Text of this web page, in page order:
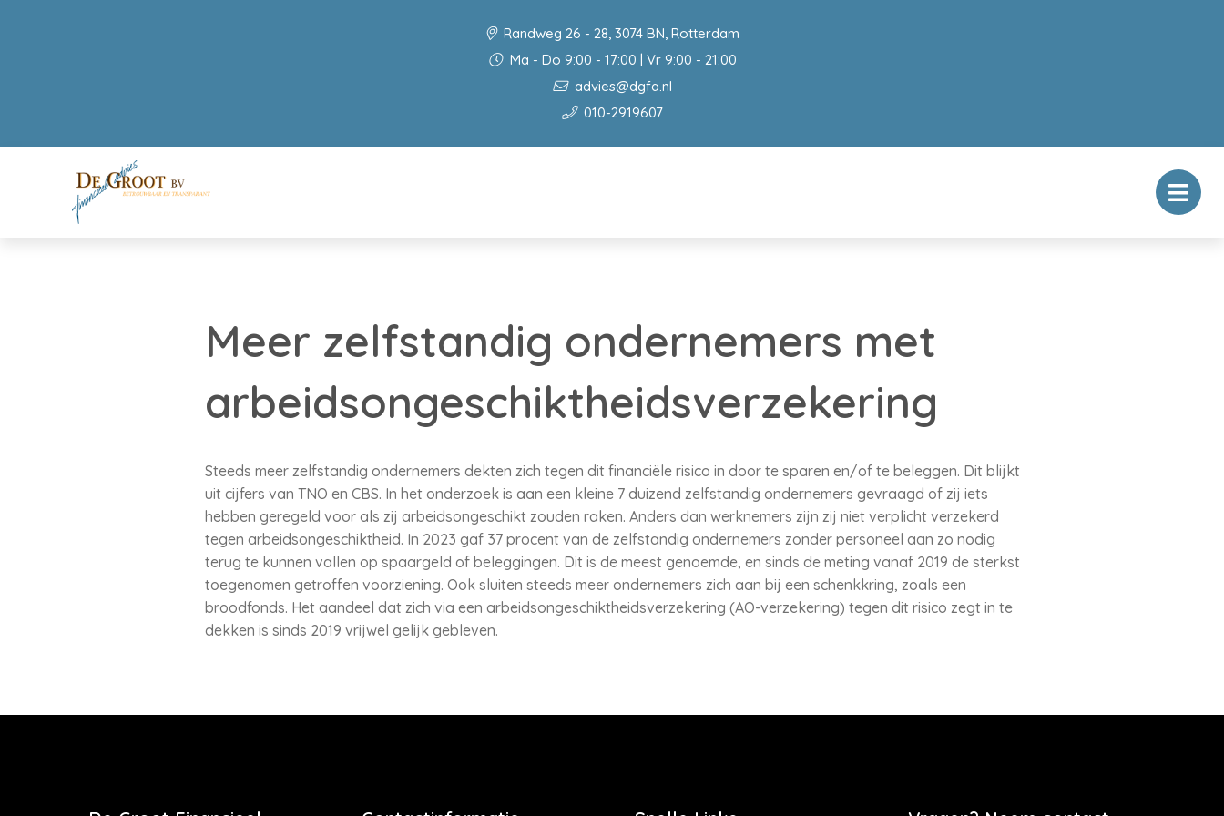
Randweg 26 - 28, 3074 BN, Rotterdam
Ma - Do 9:00 - 17:00 | Vr 9:00 - 21:00
advies@dgfa.nl
010-2919607
Meer zelfstandig ondernemers met
arbeidsongeschiktheidsverzekering
Steeds meer zelfstandig ondernemers dekten zich tegen dit financiële risico in door te sparen en/of te beleggen. Dit blijkt
uit cijfers van TNO en CBS. In het onderzoek is aan een kleine 7 duizend zelfstandig ondernemers gevraagd of zij iets
hebben geregeld voor als zij arbeidsongeschikt zouden raken. Anders dan werknemers zijn zij niet verplicht verzekerd
tegen arbeidsongeschiktheid. In 2023 gaf 37 procent van de zelfstandig ondernemers zonder personeel aan zo nodig
terug te kunnen vallen op spaargeld of beleggingen. Dit is de meest genoemde, en sinds de meting vanaf 2019 de sterkst
toegenomen getroffen voorziening. Ook sluiten steeds meer ondernemers zich aan bij een schenkkring, zoals een
broodfonds. Het aandeel dat zich via een arbeidsongeschiktheidsverzekering (AO-verzekering) tegen dit risico zegt in te
dekken is sinds 2019 vrijwel gelijk gebleven.